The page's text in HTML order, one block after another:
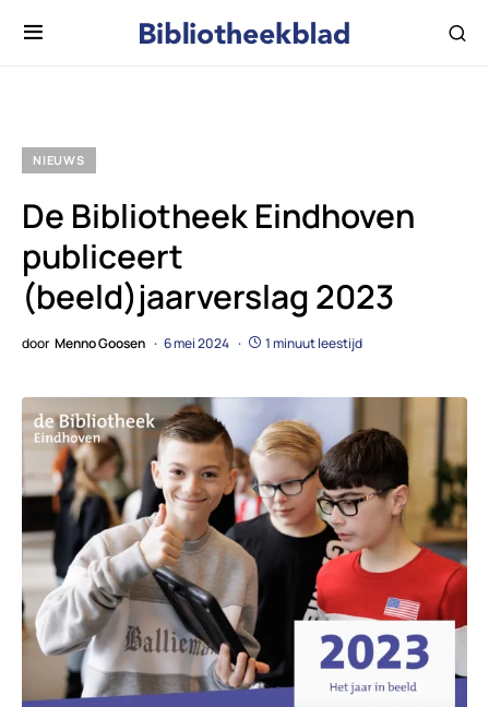
NIEUWS
De Bibliotheek Eindhoven
publiceert
(beeld)jaarverslag 2023
door Menno Goosen 6 mei 2024 1 minuut leestijd